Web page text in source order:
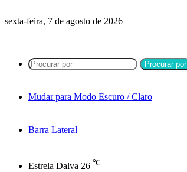
sexta-feira, 7 de agosto de 2026
Procurar por
Mudar para Modo Escuro / Claro
Barra Lateral
Estrela Dalva 26 ℃